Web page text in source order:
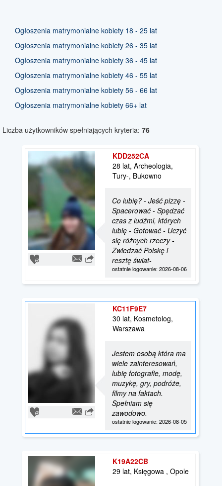
Ogłoszenia matrymonialne kobiety 18 - 25 lat
Ogłoszenia matrymonialne kobiety 26 - 35 lat
Ogłoszenia matrymonialne kobiety 36 - 45 lat
Ogłoszenia matrymonialne kobiety 46 - 55 lat
Ogłoszenia matrymonialne kobiety 56 - 66 lat
Ogłoszenia matrymonialne kobiety 66+ lat
Liczba użytkowników spełniających kryteria: 76
KDD252CA
28 lat, Archeologia,
Tury-, Bukowno
Co lubię? - Jeść pizzę -
Spacerować - Spędzać
czas z ludźmi, których
lubię - Gotować - Uczyć
się różnych rzeczy -
Zwiedzać Polskę i
resztę świat-
ostatnie logowanie: 2026-08-06
KC11F9E7
30 lat, Kosmetolog,
Warszawa
Jestem osobą która ma
wiele zainteresowań,
lubię fotografie, modę,
muzykę, gry, podróże,
filmy na faktach.
Spełniam się
zawodowo.
ostatnie logowanie: 2026-08-05
K19A22CB
29 lat, Księgowa , Opole